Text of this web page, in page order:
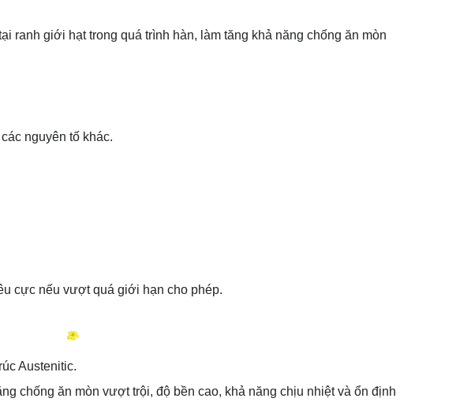
giới hạt trong quá trình hàn, làm tăng khả năng chống ăn mòn
nguyên tố khác.
cực nếu vượt quá giới hạn cho phép.
Austenitic.
chống ăn mòn vượt trội, độ bền cao, khả năng chịu nhiệt và ổn định